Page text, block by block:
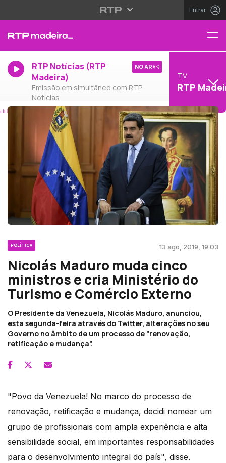
Entrar
RTP Notícias (RTP
Madeira)
Emissão em simultâneo com RTP
Notícias
NO AR
TV
RTP
POLÍTICA 13 ago, 2019, 19:03
Nicolás Maduro muda cinco
ministros e cria Ministério do
Turismo e Comércio Externo
O Presidente da Venezuela, Nicolás Maduro, anunciou,
esta segunda-feira através do Twitter, alterações no seu
Governo no âmbito de um processo de "renovação,
retificação e mudança".
"Povo da Venezuela! No marco do processo de
renovação, retificação e mudança, decidi nomear um
grupo de profissionais com ampla experiência e alta
sensibilidade social, em importantes responsabilidades
para o desenvolvimento integral do país", disse.